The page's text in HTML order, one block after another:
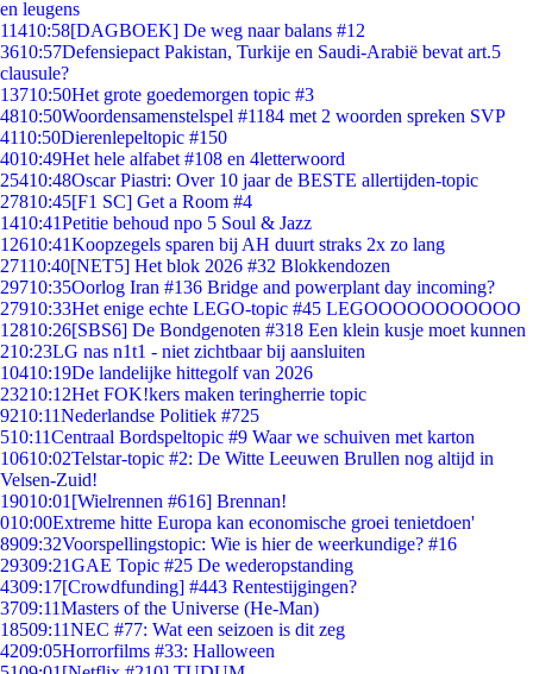
en leugens
11410:58[DAGBOEK] De weg naar balans #12
3610:57Defensiepact Pakistan, Turkije en Saudi-Arabië bevat art.5
clausule?
13710:50Het grote goedemorgen topic #3
4810:50Woordensamenstelspel #1184 met 2 woorden spreken SVP
4110:50Dierenlepeltopic #150
4010:49Het hele alfabet #108 en 4letterwoord
25410:48Oscar Piastri: Over 10 jaar de BESTE allertijden-topic
27810:45[F1 SC] Get a Room #4
1410:41Petitie behoud npo 5 Soul & Jazz
12610:41Koopzegels sparen bij AH duurt straks 2x zo lang
27110:40[NET5] Het blok 2026 #32 Blokkendozen
29710:35Oorlog Iran #136 Bridge and powerplant day incoming?
27910:33Het enige echte LEGO-topic #45 LEGOOOOOOOOOOO
12810:26[SBS6] De Bondgenoten #318 Een klein kusje moet kunnen
210:23LG nas n1t1 - niet zichtbaar bij aansluiten
10410:19De landelijke hittegolf van 2026
23210:12Het FOK!kers maken teringherrie topic
9210:11Nederlandse Politiek #725
510:11Centraal Bordspeltopic #9 Waar we schuiven met karton
10610:02Telstar-topic #2: De Witte Leeuwen Brullen nog altijd in
Velsen-Zuid!
19010:01 [Wielrennen #616] Brennan!
010:00Extreme hitte Europa kan economische groei tenietdoen'
8909:32Voorspellingstopic: Wie is hier de weerkundige? #16
29309:21GAE Topic #25 De wederopstanding
4309:17[Crowdfunding] #443 Rentestijgingen?
3709:11Masters of the Universe (He-Man)
18509:11NEC #77: Wat een seizoen is dit zeg
4209:05Horrorfilms #33: Halloween